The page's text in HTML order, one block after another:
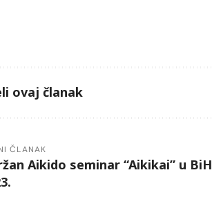
ovaj članak
ČLANAK
Aikido seminar “Aikikai” u BiH